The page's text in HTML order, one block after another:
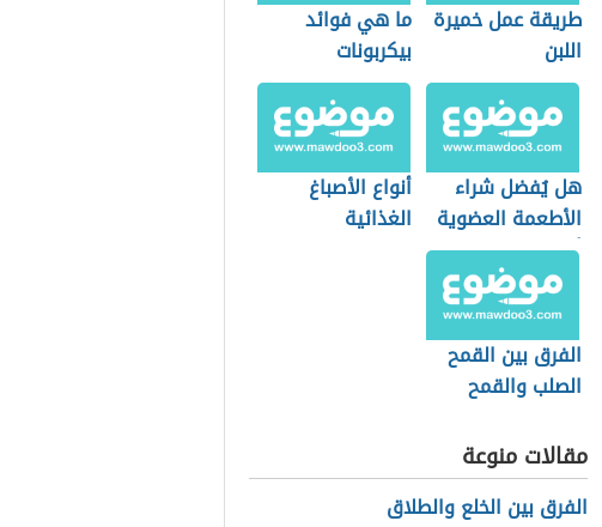
طريقة عمل خميرة
اللبن
ما هي فوائد
بيكربونات
الصوديوم
هل يُفضل شراء
الأطعمة العضوية
أثناء التسوق؟
أنواع الأصباغ
الغذائية
الفرق بين القمح
الصلب والقمح
مقالات منوعة
الفرق بين الخلع والطلاق